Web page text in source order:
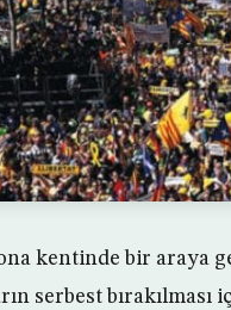
kentinde bir araya
serbest